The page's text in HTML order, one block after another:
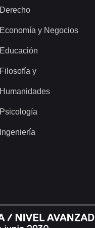
Derecho
Economía y Negocios
Educación
Filosofía y
Humanidades
Psicología
Ingeniería